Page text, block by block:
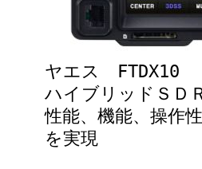
ヤエス FTDX10
ハイブリッドＳＤ
性能、機能、操作
を実現